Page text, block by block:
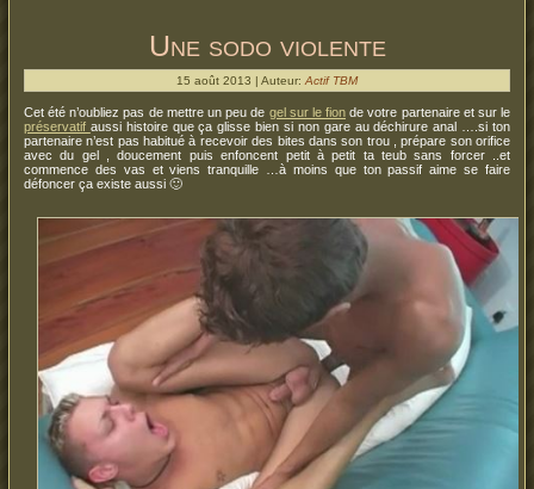
Une sodo violente
15 août 2013 | Auteur: Actif TBM
Cet été n’oubliez pas de mettre un peu de gel sur le fion de votre partenaire et sur le
préservatif aussi histoire que ça glisse bien si non gare au déchirure anal ….si ton
partenaire n’est pas habitué à recevoir des bites dans son trou , prépare son orifice
avec du gel , doucement puis enfoncent petit à petit ta teub sans forcer ..et
commence des vas et viens tranquille …à moins que ton passif aime se faire
défoncer ça existe aussi 🙂